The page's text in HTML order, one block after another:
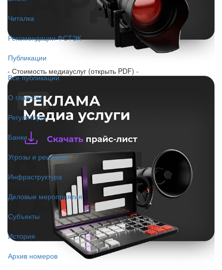
Читалка
Рекомендации ФСТЭК
Публикации
Все публикации
О главном
Регуляторы
Банки
Угрозы и решения
Инфраструктура
Деловые мероприятия
Субъекты
История
Архив номеров
- Стоимость медиауслуг (открыть PDF) -